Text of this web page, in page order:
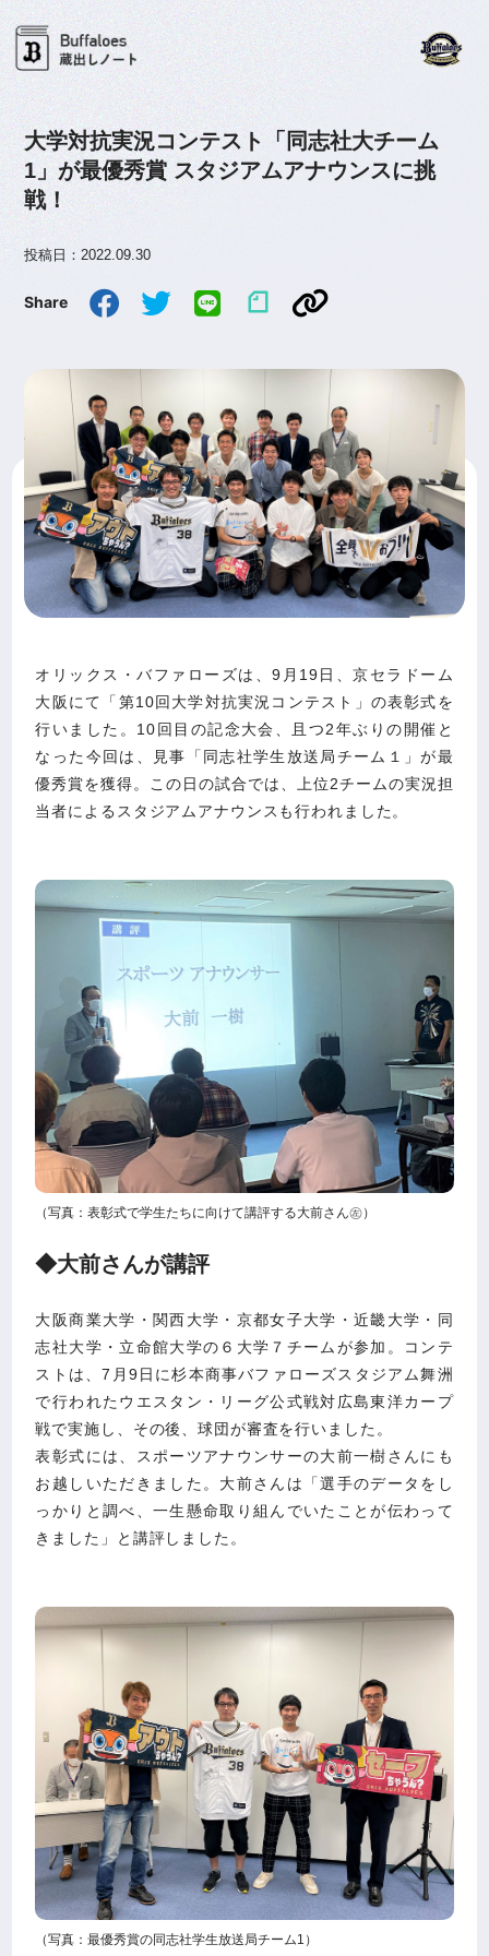
大学対抗実況コンテスト「同志社大チーム
1」が最優秀賞 スタジアムアナウンスに挑
戦！
投稿日：2022.09.30
Share
オリックス・バファローズは、9月19日、京セラドーム
大阪にて「第10回大学対抗実況コンテスト」の表彰式を
行いました。10回目の記念大会、且つ2年ぶりの開催と
なった今回は、見事「同志社学生放送局チーム１」が最
優秀賞を獲得。この日の試合では、上位2チームの実況担
当者によるスタジアムアナウンスも行われました。
（写真：表彰式で学生たちに向けて講評する大前さん㊧）
◆大前さんが講評
大阪商業大学・関西大学・京都女子大学・近畿大学・同
志社大学・立命館大学の６大学７チームが参加。コンテ
ストは、7月9日に杉本商事バファローズスタジアム舞洲
で行われたウエスタン・リーグ公式戦対広島東洋カープ
戦で実施し、その後、球団が審査を行いました。
表彰式には、スポーツアナウンサーの大前一樹さんにも
お越しいただきました。大前さんは「選手のデータをし
っかりと調べ、一生懸命取り組んでいたことが伝わって
きました」と講評しました。
（写真：最優秀賞の同志社学生放送局チーム1）